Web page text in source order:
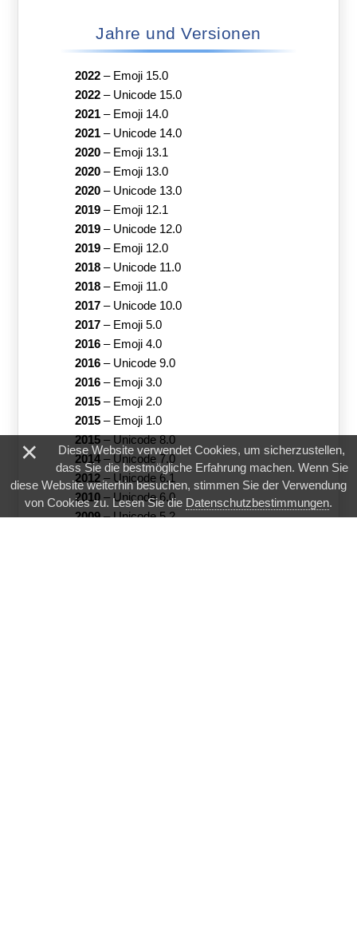
Jahre und Versionen
2022– Emoji 15.0
2022– Unicode 15.0
2021– Emoji 14.0
2021– Unicode 14.0
2020– Emoji 13.1
2020– Emoji 13.0
2020– Unicode 13.0
2019– Emoji 12.1
2019– Unicode 12.0
2019– Emoji 12.0
2018– Unicode 11.0
2018– Emoji 11.0
2017– Unicode 10.0
2017– Emoji 5.0
2016– Emoji 4.0
2016– Unicode 9.0
2016– Emoji 3.0
2015– Emoji 2.0
2015– Emoji 1.0
2015– Unicode 8.0
2014– Unicode 7.0
2012– Unicode 6.1
2010– Unicode 6.0
2009–Unicode 5.2
×
Diese Website verwendet Cookies, um sicherzustellen,
dass Sie die bestmögliche Erfahrung machen. Wenn Sie
diese Website weiterhin besuchen, stimmen Sie der Verwendung
von Cookies zu. Lesen Sie die Datenschutzbestimmungen.